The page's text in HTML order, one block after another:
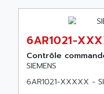
SIMATIC MP
NT3
CYBER 4000
RPX30
SINUMERIK 820/
ALL TERMINALS
ALLEGRO
ALLEN
ALLEN BRADLEY
ALLEN
ALLEN CODING
6AR1021-
Contrôle
SIEMENS
6AR1021-XXXXX -